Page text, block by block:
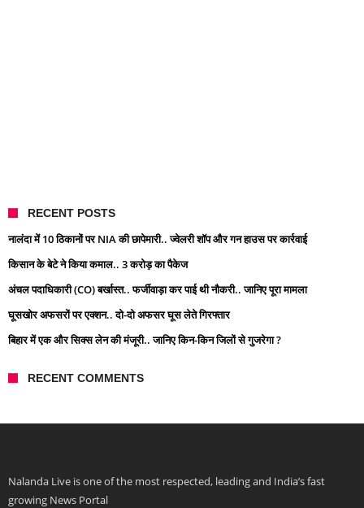
RECENT POSTS
नालंदा में 10 ठिकानों पर NIA की छापेमारी.. ज्वेलरी शॉप और गन हाउस पर कार्रवाई
किसान के बेटे ने किया कमाल.. 3 करोड़ का पैकेज
अंचल पदाधिकारी (CO) बर्खास्त.. फर्जीवाड़ा कर पाई थी नौकरी.. जानिए पूरा मामला
घूसखोर अफसरों पर एक्शन.. दो-दो अफसर घूस लेते गिरफ्तार
बिहार में एक और सिक्स लेन की मंजूरी.. जानिए किन-किन जिलों से गुजरेगा ?
RECENT COMMENTS
Nalanda Live is one of the most respected, leading and India’s fast
growing News Portal